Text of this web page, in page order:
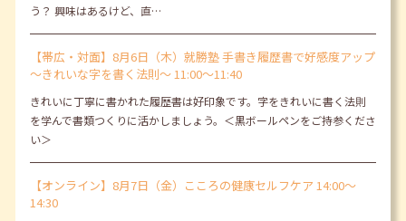
う？ 興味はあるけど、直…
【帯広・対面】8月6日（木）就勝塾 手書き履歴書で好感度アップ
～きれいな字を書く法則～ 11:00～11:40
きれいに丁寧に書かれた履歴書は好印象です。字をきれいに書く法則
を学んで書類つくりに活かしましょう。＜黒ボールペンをご持参くださ
い＞
【オンライン】8月7日（金）こころの健康セルフケア 14:00～
14:30